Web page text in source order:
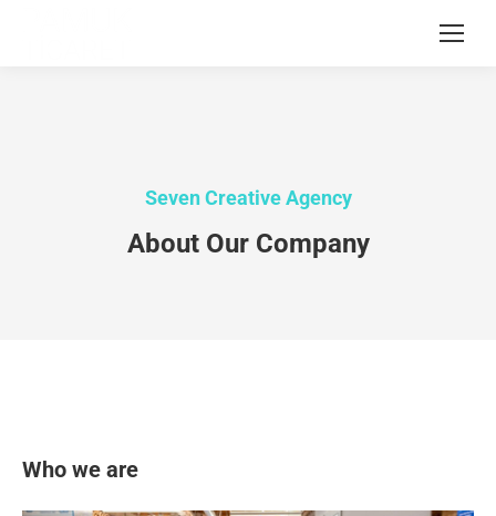
Seven Creative Agency
About Our Company
Who we are